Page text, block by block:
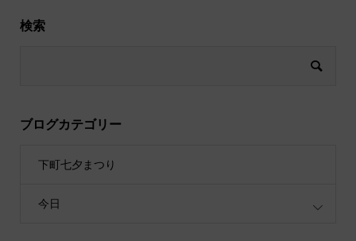
検索
ブログカテゴリー
下町七夕まつり
今日